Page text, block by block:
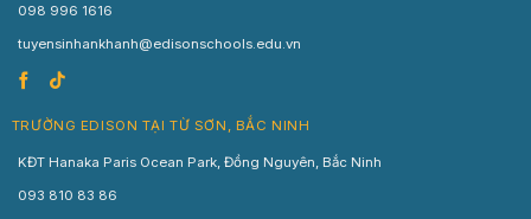
098 996 1616
tuyensinhankhanh@edisonschools.edu.vn
TRƯỜNG EDISON TẠI TỪ SƠN, BẮC NINH
KĐT Hanaka Paris Ocean Park, Đồng Nguyên, Bắc Ninh
093 810 83 86